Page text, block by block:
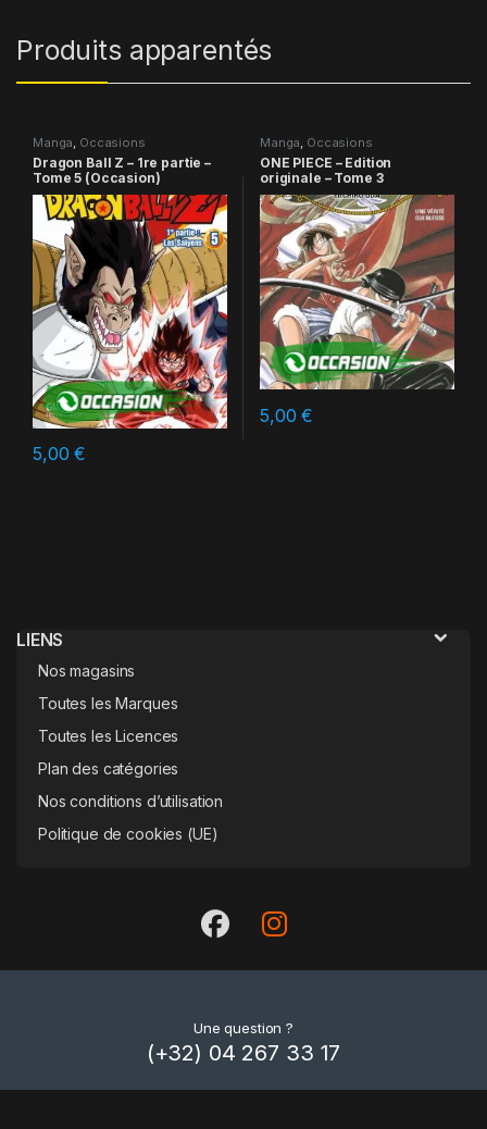
Produits apparentés
Manga, Occasions
Dragon Ball Z – 1re partie –
Tome 5 (Occasion)
5,00€
Manga, Occasions
ONE PIECE – Edition
originale – Tome 3
5,00€
LIENS
Nos magasins
Toutes les Marques
Toutes les Licences
Plan des catégories
Nos conditions d’utilisation
Politique de cookies (UE)
Une question ?
(+32) 04 267 33 17